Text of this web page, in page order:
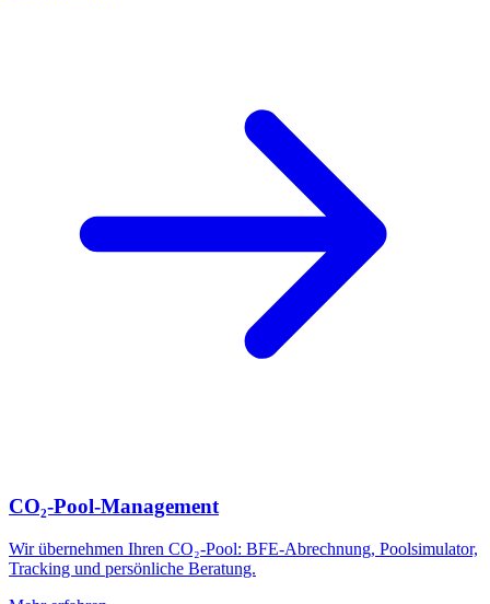
CO₂-Pool-Management
Wir übernehmen Ihren CO₂-Pool: BFE-Abrechnung, Poolsimulator,
Tracking und persönliche Beratung.